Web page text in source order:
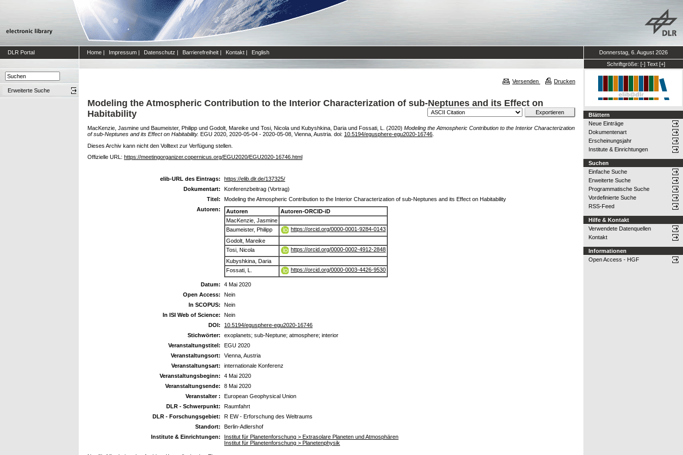
DLR Portal Home | Impressum | Datenschutz | Barrierefreiheit | Kontakt | English
Donnerstag, 6. August 2026
Schriftgröße: [-] Text [+]
Erweiterte Suche
Versenden Drucken
Modeling the Atmospheric Contribution to the Interior Characterization of sub-Neptunes and its Effect on
Habitability
MacKenzie, Jasmine und Baumeister, Philipp und Godolt, Mareike und Tosi, Nicola und Kubyshkina, Daria und Fossati, L. (2020) Modeling the Atmospheric Contribution to the Interior Characterization
of sub-Neptunes and its Effect on Habitability. EGU 2020, 2020-05-04 - 2020-05-08, Vienna, Austria. doi: 10.5194/egusphere-egu2020-16746
Dieses Archiv kann nicht den Volltext zur Verfügung stellen.
Offizielle URL: https://meetingorganizer.copernicus.org/EGU2020/EGU2020-16746.html
elib-URL des Eintrags:
https://elib.dlr.de/137325/
Dokumentart:
Konferenzbeitrag (Vortrag)
Titel:
Modeling the Atmospheric Contribution to the Interior Characterization of sub-Neptunes and its Effect on Habitability
Autoren:
Autoren
Autoren-ORCID-iD
MacKenzie, Jasmine
Baumeister, Philipp
https://orcid.org/0000-0001-9284-0143
Godolt, Mareike
Tosi, Nicola
https://orcid.org/0000-0002-4912-2848
Kubyshkina, Daria
Fossati, L.
https://orcid.org/0000-0003-4426-9530
Datum:
4 Mai 2020
Open Access:
Nein
In SCOPUS:
Nein
In ISI Web of Science:
Nein
DOI:
10.5194/egusphere-egu2020-16746
Stichwörter:
exoplanets; sub-Neptune; atmosphere; interior
Veranstaltungstitel:
EGU 2020
Veranstaltungsort:
Vienna, Austria
Veranstaltungsart:
internationale Konferenz
Veranstaltungsbeginn:
4 Mai 2020
Veranstaltungsende:
8 Mai 2020
Veranstalter :
European Geophysical Union
DLR - Schwerpunkt:
Raumfahrt
DLR - Forschungsgebiet:
R EW - Erforschung des Weltraums
Standort:
Berlin-Adlershof
Institute & Einrichtungen:
Institut für Planetenforschung > Extrasolare Planeten und Atmosphären
Institut für Planetenforschung > Planetenphysik
Blättern
Neue Einträge
Dokumentenart
Erscheinungsjahr
Institute & Einrichtungen
Suchen
Einfache Suche
Erweiterte Suche
Programmatische Suche
Vordefinierte Suche
RSS-Feed
Hilfe & Kontakt
Verwendete Datenquellen
Kontakt
Informationen
Open Access - HGF